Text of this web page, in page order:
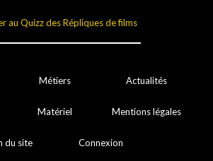
au Quizz des Répliques de films
Métiers Actualités
Matériel Mentions légales
du site Connexion